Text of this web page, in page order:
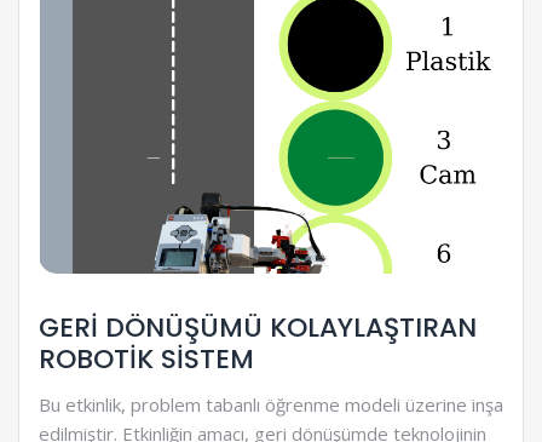
GERİ DÖNÜŞÜMÜ KOLAYLAŞTIRAN
ROBOTİK SİSTEM
Bu etkinlik, problem tabanlı öğrenme modeli üzerine inşa
edilmiştir. Etkinliğin amacı, geri dönüşümde teknolojinin